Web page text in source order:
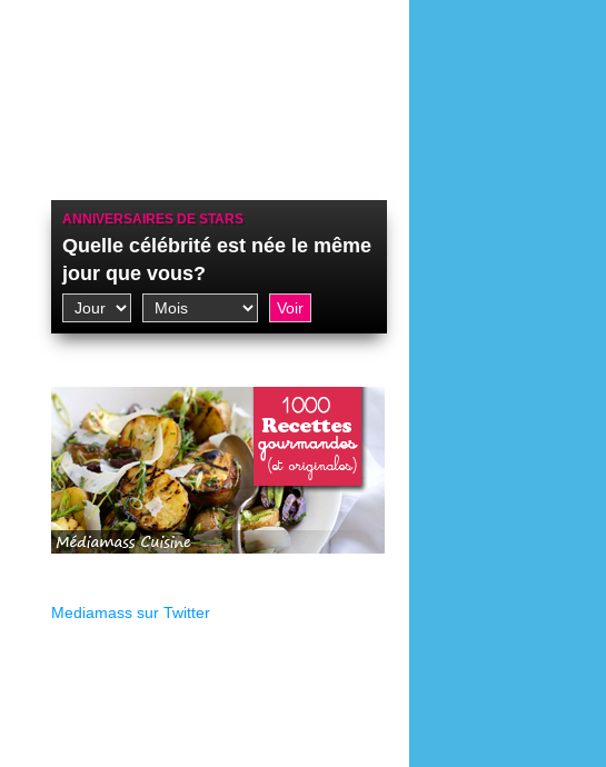
ANNIVERSAIRES DE STARS
Quelle célébrité est née le même
jour que vous?
Mediamass sur Twitter